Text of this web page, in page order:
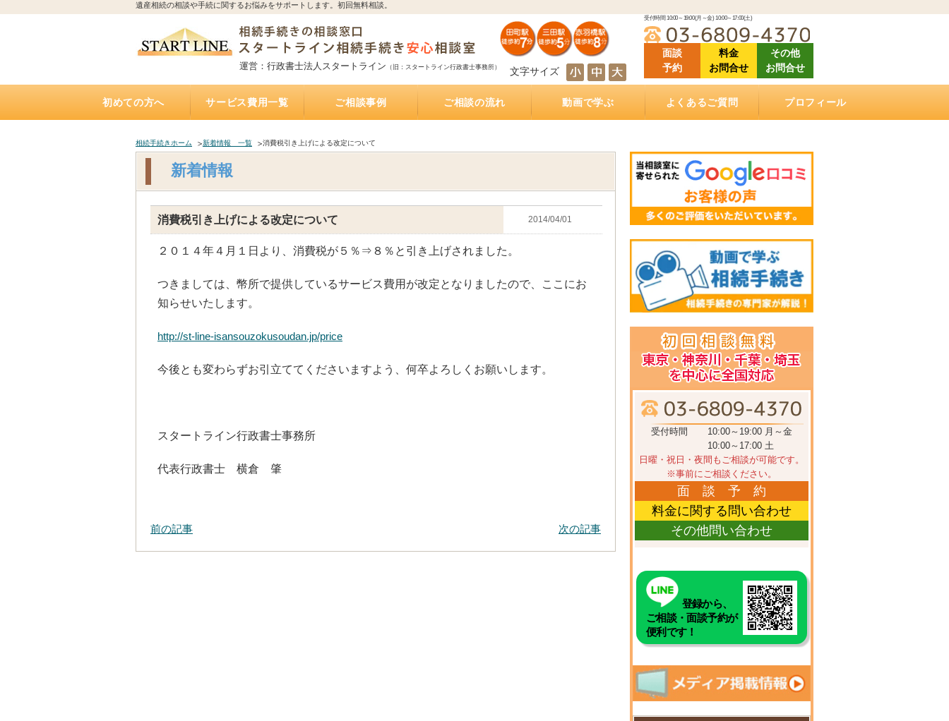
遺産相続の相談や手続に関するお悩みをサポートします。初回無料相談。
運営：行政書士法人スタートライン （旧：スタートライン行政書士事務所） 文字サイズ
受付時間 10:00～19:00(月～金) 10:00～17:00(土)
面談
予約
料金
お問合せ
その他
お問合せ
初めての方へ
どれくらいかかるの？
すれば？費用はどれくらいかかるの？
れば？費用はどれくらいかかるの？
れば？費用はどれくらいかかるの？
ば？費用はいくら？（相続不動産・空家売却）
かかる税金
用は？（専門家が解説）
かかるの？（公正証書遺言）
続
理・売却を依頼すれば？費用は？
依頼すれば？費用は？
（全国対応）
サービス費用一覧 ご相談事例 ご相談の流れ 動画で学ぶ よくあるご質問 プロフィール
相続手続きホーム 新着情報 一覧 消費税引き上げによる改定について
新着情報
消費税引き上げによる改定について 2014/04/01
２０１４年４月１日より、消費税が５％⇒８％と引き上げされました。
つきましては、幣所で提供しているサービス費用が改定となりましたので、ここにお
知らせいたします。
http://st-line-isansouzokusoudan.jp/price
今後とも変わらずお引立ててくださいますよう、何卒よろしくお願いします。
スタートライン行政書士事務所
代表行政書士 横倉 肇
前の記事 次の記事
受付時間
10:00～19:00 月～金
10:00～17:00 土
日曜・祝日・夜間もご相談が可能です。
※事前にご相談ください。
面 談 予 約
料金に関する問い合わせ
その他問い合わせ
登録から、
ご相談・面談予約が
便利です！